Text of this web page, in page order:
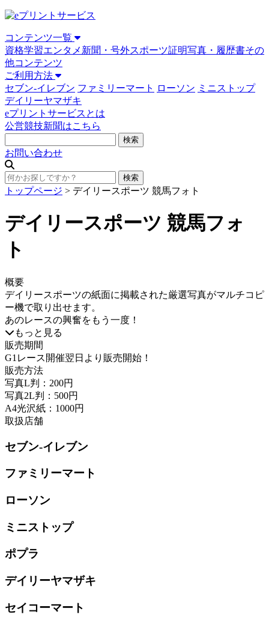
コンテンツ一覧
資格学習エンタメ 新聞・号外スポーツ証明写真・履歴書その
他コンテンツ
ご利用方法
セブン-イレブン ファミリーマート ローソン ミニストップ
デイリーヤマザキ
eプリントサービスとは
公営競技新聞はこちら
お問い合わせ
トップページ > デイリースポーツ 競馬フォト
デイリースポーツ 競馬フォ
ト
概要
デイリースポーツの紙面に掲載された厳選写真がマルチコピ
ー機で取り出せます。
あのレースの興奮をもう一度！
もっと見る
販売期間
G1レース開催翌日より販売開始！
販売方法
写真L判：200円
写真2L判：500円
A4光沢紙：1000円
取扱店舗
セブン-イレブン
ファミリーマート
ローソン
ミニストップ
ポプラ
デイリーヤマザキ
セイコーマート